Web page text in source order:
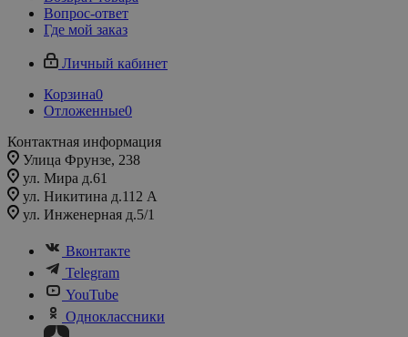
Вопрос-ответ
Где мой заказ
Личный кабинет
Корзина0
Отложенные0
Контактная информация
Улица Фрунзе, 238​
ул. Мира д.61
ул. Никитина д.112 А
ул. Инженерная д.5/1
Вконтакте
Telegram
YouTube
Одноклассники